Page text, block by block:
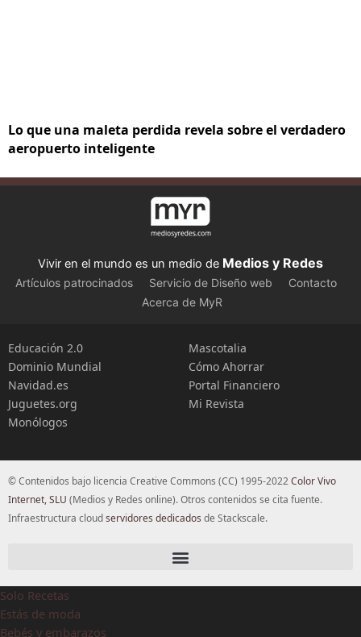
Lo que una maleta perdida revela sobre el verdadero
aeropuerto inteligente
Vivir en el mundo es un medio de Medios y Redes
Artículos patrocinados Servicio de Diseño web
Contacto
Acerca de MyR
Educación 2.0
Dominio Mundial
Navidad.es
Juguetes.org
Monólogos
Mascotalia
Cómo Ahorrar
Portal Financiero
Mi Revista
© Contenidos bajo licencia Creative Commons (CC) 1995-2022Color Vivo
Internet, SLU (Medios y Redes online). Otros contenidos se cita fuente.
Infraestructura cloudservidores dedicados de Stackscale.
Solo Recetas
Estás de moda
Bebés y embarazos